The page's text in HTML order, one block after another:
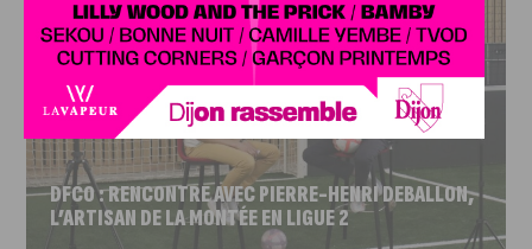
DFCO : RENCONTRE AVEC PIERRE-HENRI DEBALLON,
L’ARTISAN DE LA MONTÉE EN LIGUE 2